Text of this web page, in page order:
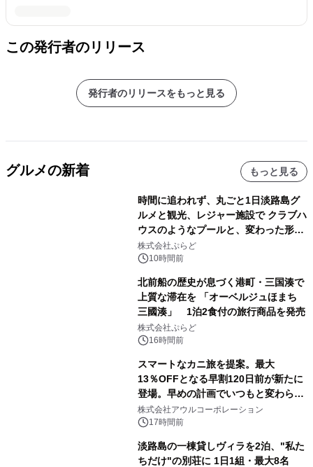
この発行者のリリース
発行者のリリースをもっと見る
グルメの新着 もっと見る
時間に追われず、丸ごと1日淡路島グ
ルメと観光、レジャー施設で クラブハ
ウスのようなプールと、変わった形の
サウナも 「THE BOXY AWAJI」のお
得な素泊まり連泊プランで
株式会社ぷらど
10時間前
北前船の歴史が息づく港町・三国湊で
上質な滞在を 「オーベルジュほまち
三國湊」 1泊2食付の旅行商品を発売
株式会社ぷらど
16時間前
スマートなカニ旅を提案。最大
13％OFFとなる早割120日前が新たに
登場。早めの計画でいつもと変わらぬ
大人の冬旅を。ー夕日ヶ浦温泉「佳松
苑 別邸ふうか」ー
株式会社アウルコーポレーション
17時間前
淡路島の一棟貸しヴィラを2泊、"私た
ちだけ"の別荘に 1日1組・最大8名